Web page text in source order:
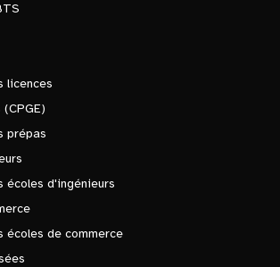
licences
prépas
écoles d'ingénieurs
écoles de commerce